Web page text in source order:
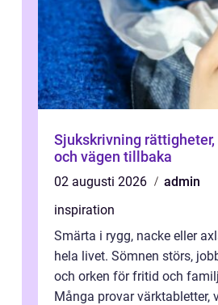
Sjukskrivning rättigheter, ersättning
och vägen tillbaka
02 augusti 2026
admin
inspiration
Smärta i rygg, nacke eller
hela livet. Sömnen störs,
och orken för fritid och
Många provar värktabletter,